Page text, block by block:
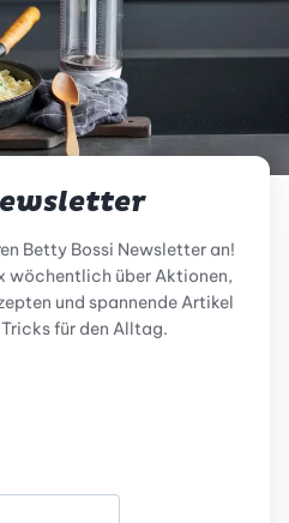
Betty Bossi Newsletter an!
wöchentlich über Aktionen,
und spannende Artikel
für den Alltag.